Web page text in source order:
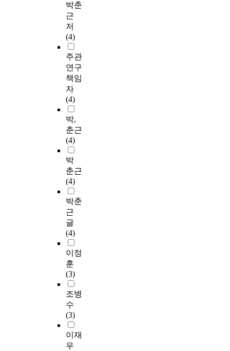
박춘
근
저
(4)
주관
연구
책임
자
(4)
박,
춘근
(4)
박
춘근
(4)
박춘
근
글
(4)
이정
훈
(3)
조병
수
(3)
이재
우